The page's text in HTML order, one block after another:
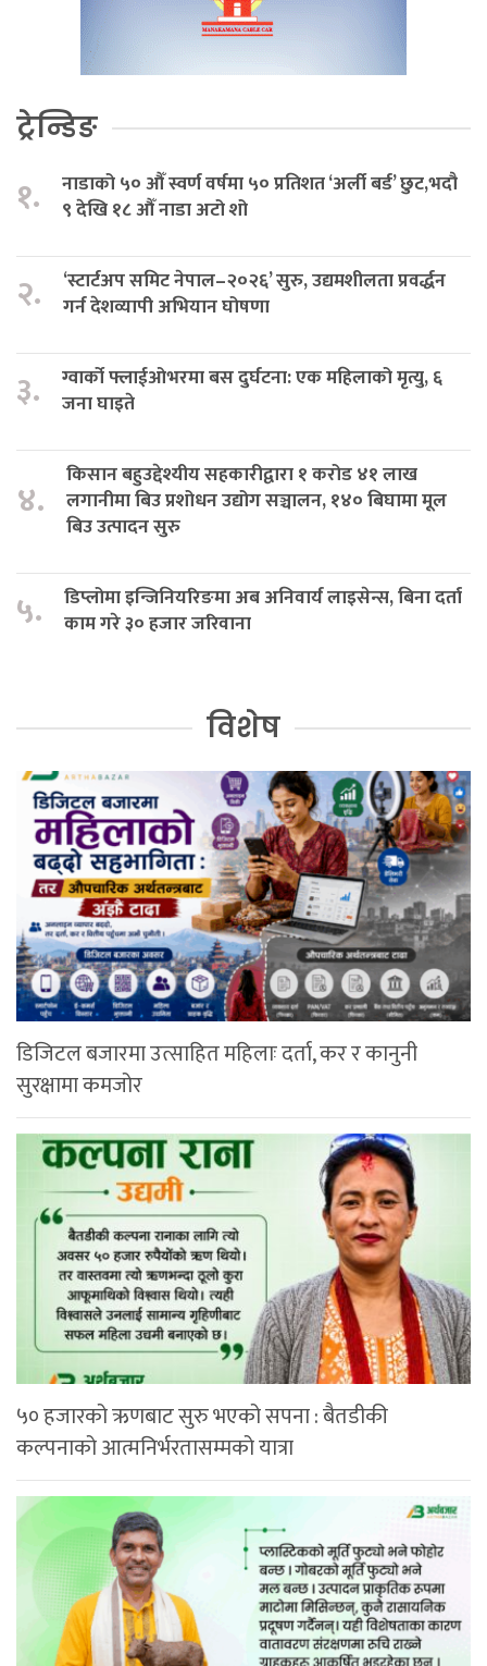
ट्रेन्डिङ
१.
नाडाको ५० औँ स्वर्ण वर्षमा ५० प्रतिशत ‘अर्ली बर्ड’ छुट,भदौ
९ देखि १८ औँ नाडा अटो शो
२.
‘स्टार्टअप समिट नेपाल–२०२६’ सुरु, उद्यमशीलता प्रवर्द्धन
गर्न देशव्यापी अभियान घोषणा
३.
ग्वार्को फ्लाईओभरमा बस दुर्घटना: एक महिलाको मृत्यु, ६
जना घाइते
४.
किसान बहुउद्देश्यीय सहकारीद्वारा १ करोड ४१ लाख
लगानीमा बिउ प्रशोधन उद्योग सञ्चालन, १४० बिघामा मूल
बिउ उत्पादन सुरु
५.
डिप्लोमा इन्जिनियरिङमा अब अनिवार्य लाइसेन्स, बिना दर्ता
काम गरे ३० हजार जरिवाना
विशेष
डिजिटल बजारमा उत्साहित महिलाः दर्ता, कर र कानुनी
सुरक्षामा कमजोर
५० हजारको ऋणबाट सुरु भएको सपना : बैतडीकी
कल्पनाको आत्मनिर्भरतासम्मको यात्रा